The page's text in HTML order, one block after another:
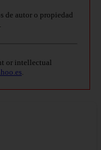
de autor o propiedad
.
or intellectual
.